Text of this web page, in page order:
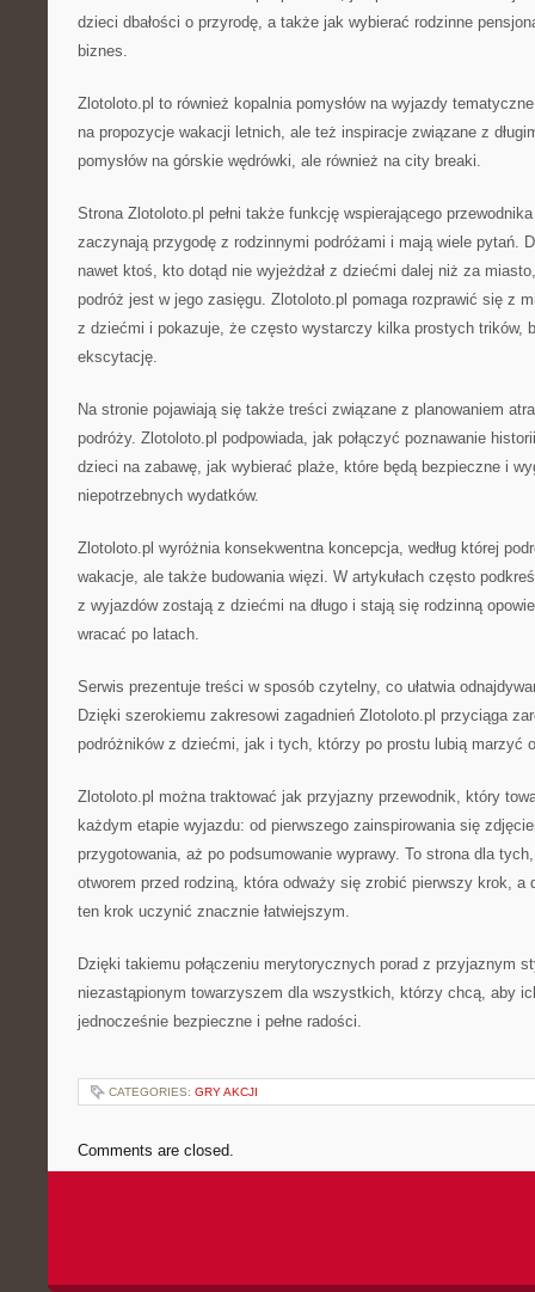
dzieci dbałości o przyrodę, a także jak wybierać rodzinne
biznes.
Zlotoloto.pl to również kopalnia pomysłów na wyjazdy
na propozycje wakacji letnich, ale też inspiracje związane z
pomysłów na górskie wędrówki, ale również na city breaki.
Strona Zlotoloto.pl pełni także funkcję wspierającego
zaczynają przygodę z rodzinnymi podróżami i mają wiele pytań.
nawet ktoś, kto dotąd nie wyjeżdżał z dziećmi dalej niż za
podróż jest w jego zasięgu. Zlotoloto.pl pomaga rozprawić się z
z dziećmi i pokazuje, że często wystarczy kilka prostych trików,
ekscytację.
Na stronie pojawiają się także treści związane z planowaniem
podróży. Zlotoloto.pl podpowiada, jak połączyć poznawanie
dzieci na zabawę, jak wybierać plaże, które będą bezpieczne i
niepotrzebnych wydatków.
Zlotoloto.pl wyróżnia konsekwentna koncepcja, według której
wakacje, ale także budowania więzi. W artykułach często
z wyjazdów zostają z dziećmi na długo i stają się rodzinną
wracać po latach.
Serwis prezentuje treści w sposób czytelny, co ułatwia
Dzięki szerokiemu zakresowi zagadnień Zlotoloto.pl przyciąga
podróżników z dziećmi, jak i tych, którzy po prostu lubią marzyć
Zlotoloto.pl można traktować jak przyjazny przewodnik, który
każdym etapie wyjazdu: od pierwszego zainspirowania się
przygotowania, aż po podsumowanie wyprawy. To strona dla
otworem przed rodziną, która odważy się zrobić pierwszy krok, a
ten krok uczynić znacznie łatwiejszym.
Dzięki takiemu połączeniu merytorycznych porad z przyjaznym
niezastąpionym towarzyszem dla wszystkich, którzy chcą, aby
jednocześnie bezpieczne i pełne radości.
CATEGORIES: GRY AKCJI
Comments are closed.